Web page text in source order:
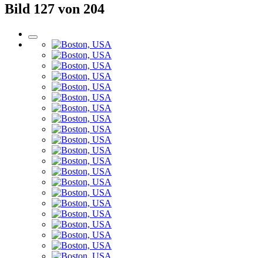
Bild 127 von 204